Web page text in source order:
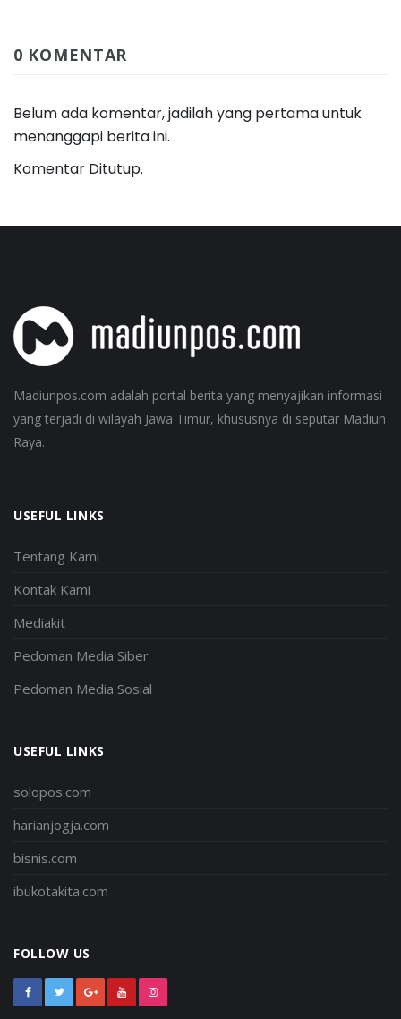
0 KOMENTAR
Belum ada komentar, jadilah yang pertama untuk
menanggapi berita ini.
Komentar Ditutup.
Madiunpos.com adalah portal berita yang menyajikan informasi
yang terjadi di wilayah Jawa Timur, khususnya di seputar Madiun
Raya.
USEFUL LINKS
Tentang Kami
Kontak Kami
Mediakit
Pedoman Media Siber
Pedoman Media Sosial
USEFUL LINKS
solopos.com
harianjogja.com
bisnis.com
ibukotakita.com
FOLLOW US